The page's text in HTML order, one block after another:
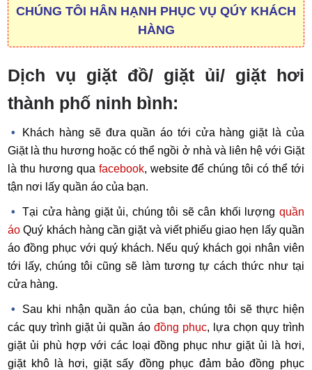
CHÚNG TÔI HÂN HẠNH PHỤC VỤ QÚY KHÁCH
HÀNG
Dịch vụ giặt đồ/ giặt ủi/ giặt hơi
thành phố ninh bình:
Khách hàng sẽ đưa quần áo tới cửa hàng giặt là của
Giặt là thu hương hoặc có thể ngồi ở nhà và liên hệ với Giặt
là thu hương qua facebook, website để chúng tôi có thể tới
tận nơi lấy quần áo của bạn.
Tại cửa hàng giặt ủi, chúng tôi sẽ cân khối lượng quần
áo Quý khách hàng cần giặt và viết phiếu giao hẹn lấy quần
áo đồng phục với quý khách. Nếu quý khách gọi nhân viên
tới lấy, chúng tôi cũng sẽ làm tương tự cách thức như tại
cửa hàng.
Sau khi nhận quần áo của bạn, chúng tôi sẽ thực hiện
các quy trình giặt ủi quần áo đồng phục, lựa chọn quy trình
giặt ủi phù hợp với các loại đồng phục như giặt ủi là hơi,
giặt khô là hơi, giặt sấy đồng phục đảm bảo đồng phục